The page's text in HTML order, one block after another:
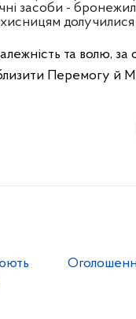
засоби -
долучилися
та волю,
Перемогу й